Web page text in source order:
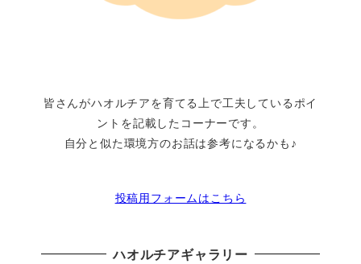
皆さんがハオルチアを育てる上で工夫しているポイ
ントを記載したコーナーです。
自分と似た環境方のお話は参考になるかも♪
投稿用フォームはこちら
ハオルチアギャラリー